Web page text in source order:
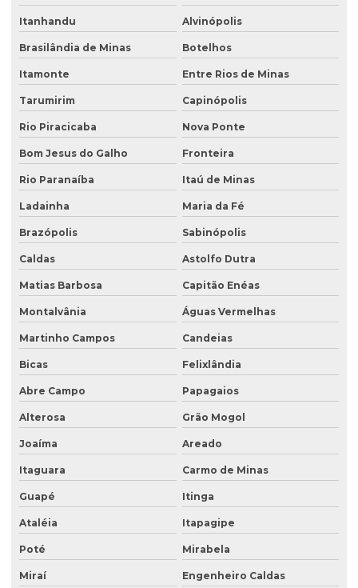
Serviço de desativação de tanque subterrâneo
Serviço de desativação de tanques
Serviço de licenciamento ambiental
Serviço de retirada de tanque subterrâneo
Serviço de sondagem
Sondagem ambiental
Sondagem geofísica
Sondagem geofísica poço artesiano
Sondagem geológica
Sondagem geotécnica
Sondagem de solo para construção
Sondagem de solo para construção civil
Sondagem de solos e rochas
Sondagem de subsolo
Sondagem de terreno para construção
Tampa para poço de monitoramento
Itanhandu Alvinópolis
Brasilândia de Minas Botelhos
Itamonte Entre Rios de Minas
Tarumirim Capinópolis
Rio Piracicaba Nova Ponte
Bom Jesus do Galho Fronteira
Rio Paranaíba Itaú de Minas
Ladainha Maria da Fé
Brazópolis Sabinópolis
Caldas Astolfo Dutra
Matias Barbosa Capitão Enéas
Montalvânia Águas Vermelhas
Martinho Campos Candeias
Bicas Felixlândia
Abre Campo Papagaios
Alterosa Grão Mogol
Joaíma Areado
Itaguara Carmo de Minas
Guapé Itinga
Ataléia Itapagipe
Poté Mirabela
Miraí Engenheiro Caldas